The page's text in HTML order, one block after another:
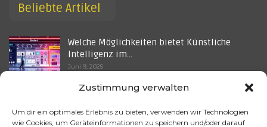
Zustimmung verwalten
Um dir ein optimales Erlebnis zu bieten, verwenden wir Technologien
wie Cookies, um Geräteinformationen zu speichern und/oder darauf
Beliebte Artikel
Welche Möglichkeiten bietet Künstliche
Intelligenz im…
Juni 9, 2025
Gezielte Ansprache von Minderjährigen –